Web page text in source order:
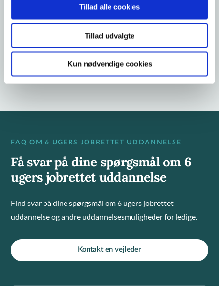
Tillad alle cookies
Tillad udvalgte
Kun nødvendige cookies
som kan give dig ny viden inden for et område, du
interesserer dig for. Du kan også sammensætte et
FAQ OM 6 UGERS JOBRETTET UDDANNELSE
Få svar på dine spørgsmål om 6
ugers jobrettet uddannelse
Find svar på dine spørgsmål om 6 ugers jobrettet
uddannelse og andre uddannelsesmuligheder for ledige.
Kontakt en vejleder